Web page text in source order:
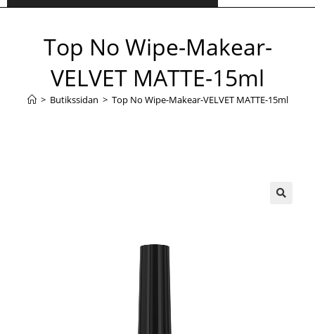
Top No Wipe-Makear-
VELVET MATTE-15ml
> Butikssidan > Top No Wipe-Makear-VELVET MATTE-15ml